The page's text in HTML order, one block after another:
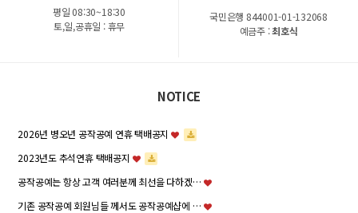
평일 08:30~18:30
토,일,공휴일 : 휴무
국민은행 844001-01-132068
예금주 :최호식
NOTICE
2026년 병오년 공작공예 연휴 택배공지
2023년도 추석연휴 택배공지
공작공예는 항상 고객 여러분께 최선을 다하겠…
기존 공작공예 회원님들 께서도 공작공예샵에 …